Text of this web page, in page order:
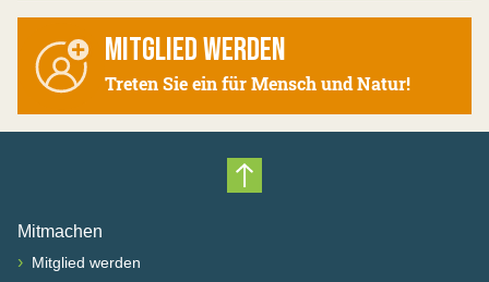
MITGLIED WERDEN
Treten Sie ein für Mensch und Natur!
Nach oben scrollen
Mitmachen
› Mitglied werden